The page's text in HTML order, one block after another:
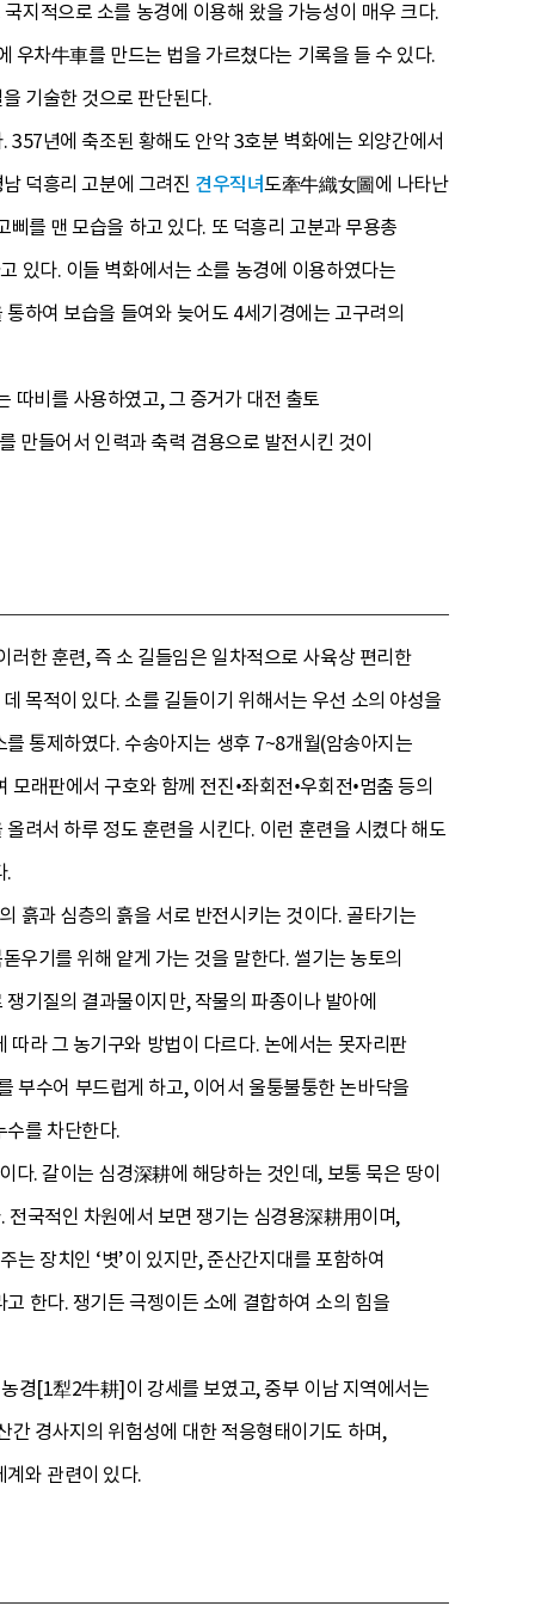
지적으로 소를 농경에 이용해 왔을 가능성이 매우 크다.
차牛車를 만드는 법을 가르쳤다는 기록을 들 수 있다.
기술한 것으로 판단된다.
년에 축조된 황해도 안악 3호분 벽화에는 외양간에서
덕흥리 고분에 그려진 견우직녀도牽牛織女圖에 나타난
를 맨 모습을 하고 있다. 또 덕흥리 고분과 무용총
있다. 이들 벽화에서는 소를 농경에 이용하였다는
하여 보습을 들여와 늦어도 4세기경에는 고구려의
따비를 사용하였고, 그 증거가 대전 출토
만들어서 인력과 축력 겸용으로 발전시킨 것이
한 훈련, 즉 소 길들임은 일차적으로 사육상 편리한
목적이 있다. 소를 길들이기 위해서는 우선 소의 야성을
통제하였다. 수송아지는 생후 7~8개월(암송아지는
래판에서 구호와 함께 전진•좌회전•우회전•멈춤 등의
려서 하루 정도 훈련을 시킨다. 이런 훈련을 시켰다 해도
.
흙과 심층의 흙을 서로 반전시키는 것이다. 골타기는
우기를 위해 얕게 가는 것을 말한다. 썰기는 농토의
기질의 결과물이지만, 작물의 파종이나 발아에
라 그 농기구와 방법이 다르다. 논에서는 못자리판
부수어 부드럽게 하고, 이어서 울퉁불퉁한 논바닥을
를 차단한다.
다. 갈이는 심경深耕에 해당하는 것인데, 보통 묵은 땅이
전국적인 차원에서 보면 쟁기는 심경용深耕用이며,
장치인 ‘볏’이 있지만, 준산간지대를 포함하여
한다. 쟁기든 극젱이든 소에 결합하여 소의 힘을
경[1犁2牛耕]이 강세를 보였고, 중부 이남 지역에서는
경사지의 위험성에 대한 적응형태이기도 하며,
와 관련이 있다.